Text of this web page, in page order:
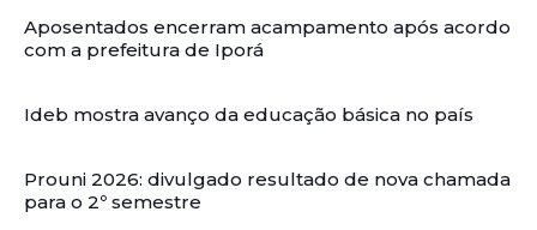
Aposentados encerram acampamento após acordo
com a prefeitura de Iporá
Ideb mostra avanço da educação básica no país
Prouni 2026: divulgado resultado de nova chamada
para o 2º semestre